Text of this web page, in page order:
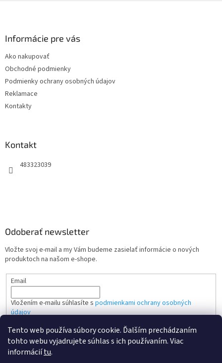
Tento web používa súbory cookie. Ďalším prechádzaním
tohto webu vyjadrujete súhlas s ich používaním. Viac
informáciítu.
Informácie pre vás
Ako nakupovať
Obchodné podmienky
Podmienky ochrany osobných údajov
Reklamace
Kontakty
Kontakt
483323039
Odoberať newsletter
Vložte svoj e-mail a my Vám budeme zasielať informácie o nových
produktoch na našom e-shope.
Email
Vložením e-mailu súhlasíte s podmienkami ochrany osobných
údajov
PRIHLÁSIŤ SA